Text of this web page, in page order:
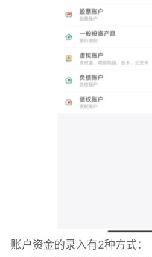
账户资金的录入有2种方式：